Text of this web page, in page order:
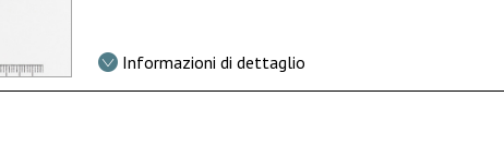
Informazioni di dettaglio